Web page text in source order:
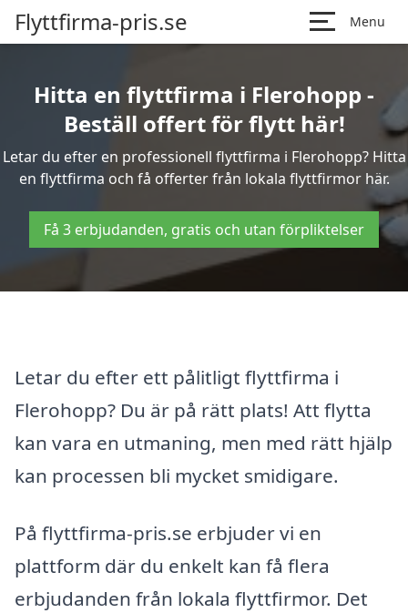
Flyttfirma-pris.se Menu
Hitta en flyttfirma i Flerohopp -
Beställ offert för flytt här!
Letar du efter en professionell flyttfirma i Flerohopp? Hitta
en flyttfirma och få offerter från lokala flyttfirmor här.
Få 3 erbjudanden, gratis och utan förpliktelser
Letar du efter ett pålitligt flyttfirma i
Flerohopp? Du är på rätt plats! Att flytta
kan vara en utmaning, men med rätt hjälp
kan processen bli mycket smidigare.
På flyttfirma-pris.se erbjuder vi en
plattform där du enkelt kan få flera
erbjudanden från lokala flyttfirmor. Det